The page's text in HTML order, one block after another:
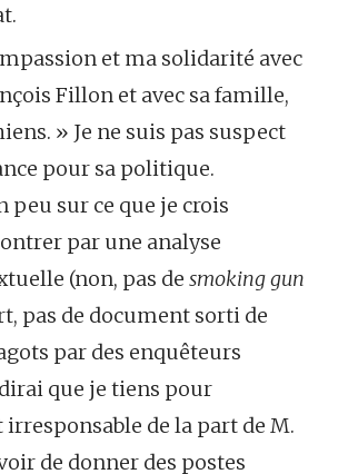
et ma solidarité avec
Fillon et avec sa famille,
» Je ne suis pas suspect
pour sa politique.
sur ce que je crois
par une analyse
(non, pas de smoking gun
pas de document sorti de
par des enquêteurs
que je tiens pour
de la part de M.
de donner des postes